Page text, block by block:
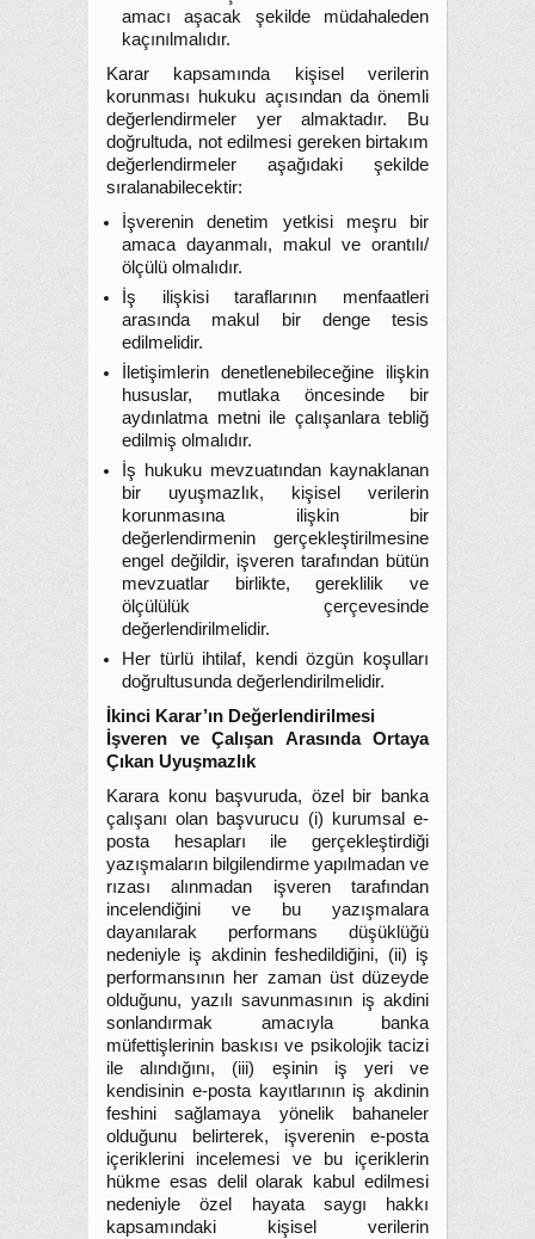
amacı aşacak şekilde müdahaleden
kaçınılmalıdır.
Karar kapsamında kişisel verilerin
korunması hukuku açısından da önemli
değerlendirmeler yer almaktadır. Bu
doğrultuda, not edilmesi gereken birtakım
değerlendirmeler aşağıdaki şekilde
sıralanabilecektir:
İşverenin denetim yetkisi meşru bir
amaca dayanmalı, makul ve orantılı/
ölçülü olmalıdır.
İş ilişkisi taraflarının menfaatleri
arasında makul bir denge tesis
edilmelidir.
İletişimlerin denetlenebileceğine ilişkin
hususlar, mutlaka öncesinde bir
aydınlatma metni ile çalışanlara tebliğ
edilmiş olmalıdır.
İş hukuku mevzuatından kaynaklanan
bir uyuşmazlık, kişisel verilerin
korunmasına ilişkin bir
değerlendirmenin gerçekleştirilmesine
engel değildir, işveren tarafından bütün
mevzuatlar birlikte, gereklilik ve
ölçülülük çerçevesinde
değerlendirilmelidir.
Her türlü ihtilaf, kendi özgün koşulları
doğrultusunda değerlendirilmelidir.
İkinci Karar’ın Değerlendirilmesi
İşveren ve Çalışan Arasında Ortaya
Çıkan Uyuşmazlık
Karara konu başvuruda, özel bir banka
çalışanı olan başvurucu (i) kurumsal e-
posta hesapları ile gerçekleştirdiği
yazışmaların bilgilendirme yapılmadan ve
rızası alınmadan işveren tarafından
incelendiğini ve bu yazışmalara
dayanılarak performans düşüklüğü
nedeniyle iş akdinin feshedildiğini, (ii) iş
performansının her zaman üst düzeyde
olduğunu, yazılı savunmasının iş akdini
sonlandırmak amacıyla banka
müfettişlerinin baskısı ve psikolojik tacizi
ile alındığını, (iii) eşinin iş yeri ve
kendisinin e-posta kayıtlarının iş akdinin
feshini sağlamaya yönelik bahaneler
olduğunu belirterek, işverenin e-posta
içeriklerini incelemesi ve bu içeriklerin
hükme esas delil olarak kabul edilmesi
nedeniyle özel hayata saygı hakkı
kapsamındaki kişisel verilerin